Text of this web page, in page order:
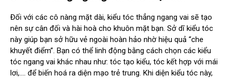
Đối với các cô nàng mặt dài, kiểu tóc thẳng ngang vai sẽ tạo
nên sự cân đối và hài hoà cho khuôn mặt bạn. Sở dĩ kiểu tóc
này giúp bạn sở hữu vẻ ngoài hoàn hảo nhờ hiệu quả “che
khuyết điểm”. Bạn có thể linh động bằng cách chọn các kiểu
tóc ngang vai khác nhau như: tóc tạo kiểu, tóc kết hợp với mái
lơi,…. để biến hoá ra diện mạo trẻ trung. Khi diện kiểu tóc này,